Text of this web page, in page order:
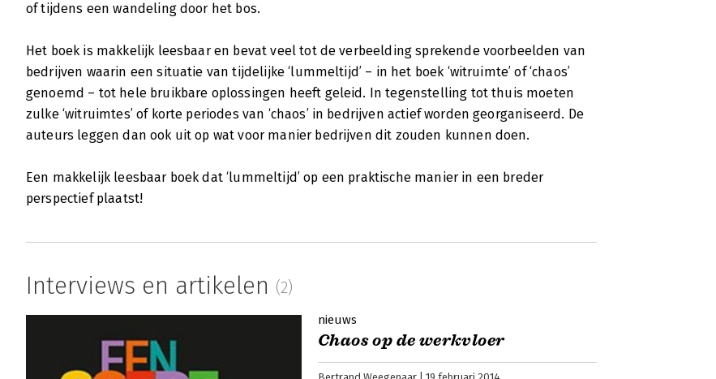
Netwerk in ons brein
Ger Post | 28 februari 2014
Zit je al uren naar een probleem op je beeldscherm te staren? Zit je helemaal vast?
Misschien is het dan tijd voor een spelletje. Of een dutje. In Een goede manager
zaait verwarring laten Ori Brafman en Judah Pollack zien hoe belangrijk een beetje
Lees verder
of tijdens een wandeling door het bos.
Het boek is makkelijk leesbaar en bevat veel tot de verbeelding sprekende voorbeelden van
bedrijven waarin een situatie van tijdelijke ‘lummeltijd’ – in het boek ‘witruimte’ of ‘chaos’
genoemd – tot hele bruikbare oplossingen heeft geleid. In tegenstelling tot thuis moeten
zulke ‘witruimtes’ of korte periodes van ‘chaos’ in bedrijven actief worden georganiseerd. De
auteurs leggen dan ook uit op wat voor manier bedrijven dit zouden kunnen doen.
Een makkelijk leesbaar boek dat ‘lummeltijd’ op een praktische manier in een breder
perspectief plaatst!
Interviews en artikelen (2)
nieuws
Chaos op de werkvloer